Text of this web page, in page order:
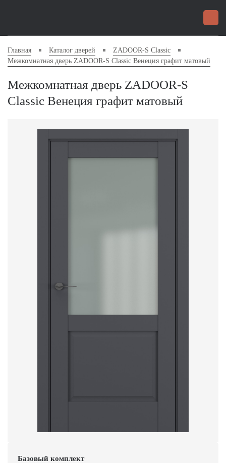
Главная Каталог дверей
ZADOOR-S Classic
Межкомнатная дверь ZADOOR-S Classic Венеция графит матовый
Межкомнатная дверь ZADOOR-S
Classic Венеция графит матовый
Базовый комплект